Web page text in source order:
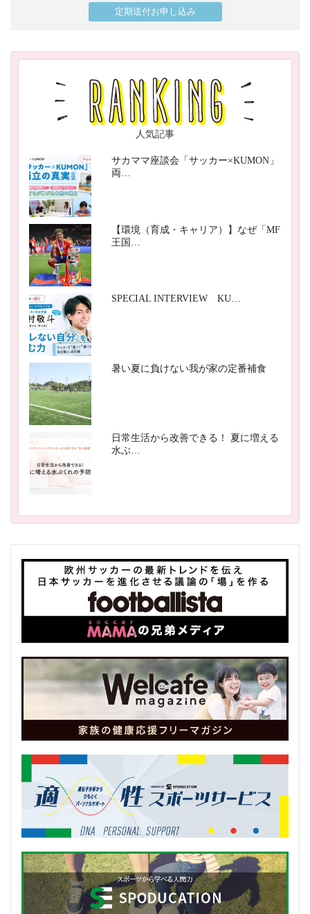
定期送付お申し込み
人気記事
サカママ座談会「サッカー×KUMON」
両…
【環境（育成・キャリア）】なぜ「MF
王国…
SPECIAL INTERVIEW KU…
暑い夏に負けない我が家の定番補食
日常生活から改善できる！ 夏に増える
水ぶ…